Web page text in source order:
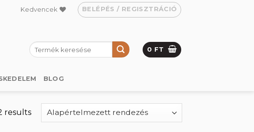
Kedvencek BELÉPÉS / REGISZTRÁCIÓ
Keresés
a
0 FT
BLOG
results